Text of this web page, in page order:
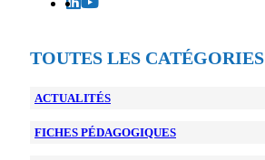
TOUTES LES CATÉGORIES
ACTUALITÉS
FICHES PÉDAGOGIQUES